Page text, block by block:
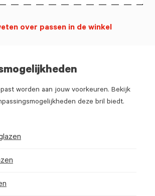
worden aan jouw voorkeuren. Bekijk
deze bril biedt.
over passen in de winkel